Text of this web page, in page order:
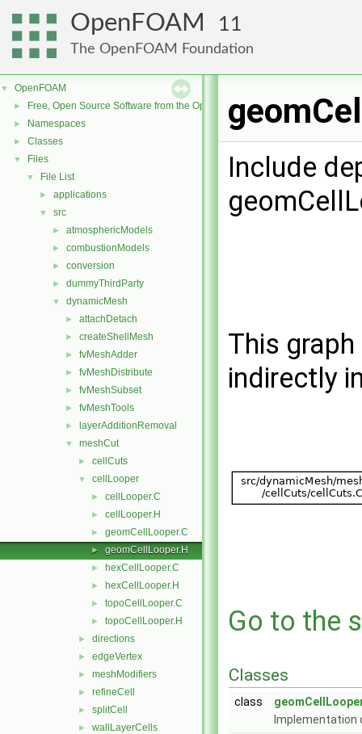
OpenFOAM 11
The OpenFOAM Foundation
▼ OpenFOAM
► Free, Open Source Software from the OpenFOAM Foundation
► Namespaces
► Classes
▼ Files
▼ File List
► applications
▼ src
► atmosphericModels
► combustionModels
► conversion
► dummyThirdParty
▼ dynamicMesh
► attachDetach
► createShellMesh
► fvMeshAdder
► fvMeshDistribute
► fvMeshSubset
► fvMeshTools
► layerAdditionRemoval
▼ meshCut
► cellCuts
▼ cellLooper
► cellLooper.C
► cellLooper.H
► geomCellLooper.C
► geomCellLooper.H
► hexCellLooper.C
► hexCellLooper.H
► topoCellLooper.C
► topoCellLooper.H
► directions
► edgeVertex
► meshModifiers
► refineCell
► splitCell
► wallLayerCells
Include
This
indirectly
Go to the
Classes
class
Implementation